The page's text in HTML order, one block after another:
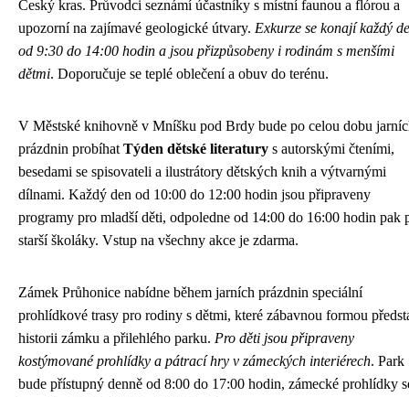
Český kras. Průvodci seznámí účastníky s místní faunou a flórou a
upozorní na zajímavé geologické útvary. Exkurze se konají každý
od 9:30 do 14:00 hodin a jsou přizpůsobeny i rodinám s menšími
dětmi. Doporučuje se teplé oblečení a obuv do terénu.
V Městské knihovně v Mníšku pod Brdy bude po celou dobu
prázdnin probíhat Týden dětské literatury s autorskými čteními,
besedami se spisovateli a ilustrátory dětských knih a výtvarnými
dílnami. Každý den od 10:00 do 12:00 hodin jsou připraveny
programy pro mladší děti, odpoledne od 14:00 do 16:00 hodin pak
starší školáky. Vstup na všechny akce je zdarma.
Zámek Průhonice nabídne během jarních prázdnin speciální
prohlídkové trasy pro rodiny s dětmi, které zábavnou formou
historii zámku a přilehlého parku. Pro děti jsou připraveny
kostýmované prohlídky a pátrací hry v zámeckých interiérech. Park
bude přístupný denně od 8:00 do 17:00 hodin, zámecké prohlídky